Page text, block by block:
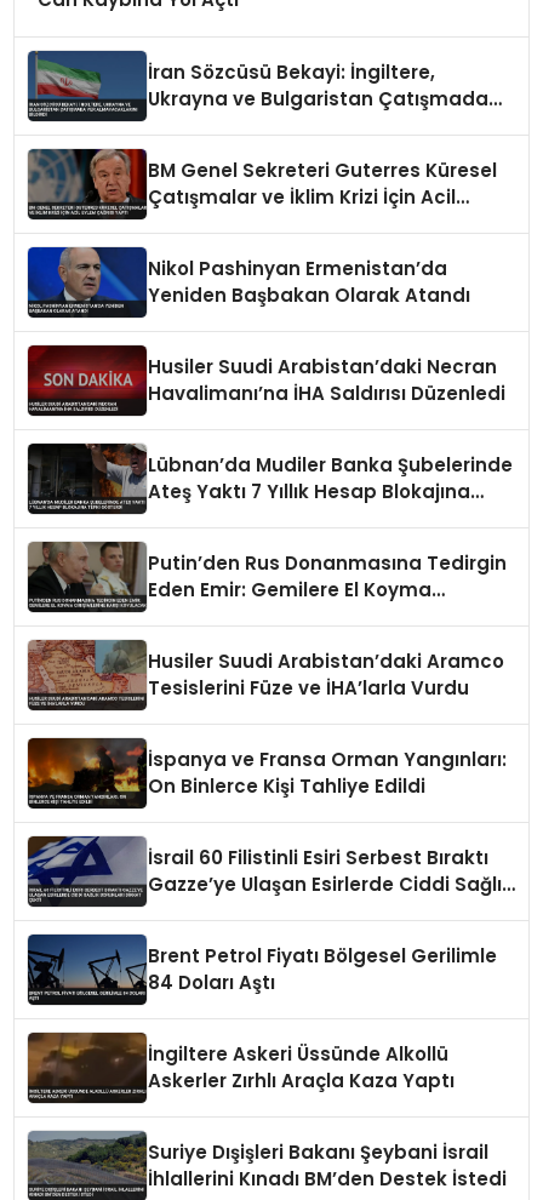
İran Sözcüsü Bekayi: İngiltere,
Ukrayna ve Bulgaristan Çatışmada
BM Genel Sekreteri Guterres Küresel
Çatışmalar ve İklim Krizi İçin Acil
Nikol Pashinyan Ermenistan’da
Yeniden Başbakan Olarak Atandı
Husiler Suudi Arabistan’daki Necran
Havalimanı’na İHA Saldırısı Düzenledi
Lübnan’da Mudiler Banka Şubelerinde
Ateş Yaktı 7 Yıllık Hesap Blokajına
Putin’den Rus Donanmasına Tedirgin
Eden Emir: Gemilere El Koyma
Husiler Suudi Arabistan’daki Aramco
Tesislerini Füze ve İHA’larla Vurdu
İspanya ve Fransa Orman Yangınları:
On Binlerce Kişi Tahliye Edildi
İsrail 60 Filistinli Esiri Serbest Bıraktı
Gazze’ye Ulaşan Esirlerde Ciddi Sağlık
Brent Petrol Fiyatı Bölgesel Gerilimle
84 Doları Aştı
İngiltere Askeri Üssünde Alkollü
Askerler Zırhlı Araçla Kaza Yaptı
Suriye Dışişleri Bakanı Şeybani İsrail
İhlallerini Kınadı BM’den Destek İstedi